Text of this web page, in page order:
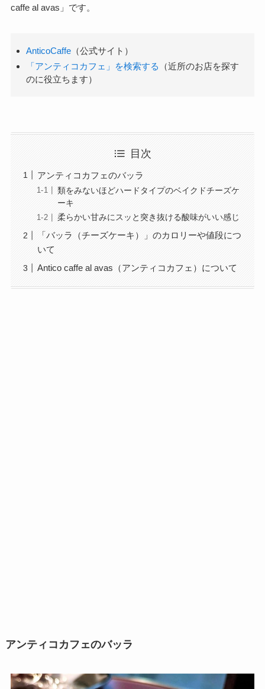
caffe al avas」です。
AnticoCaffe （公式サイト）
「アンティコカフェ」を検索する
（近所のお店を探す
のに役立ちます）
目次
アンティコカフェのバッラ
類をみないほどハードタイプのベイクドチーズケ
ーキ
柔らかい甘みにスッと突き抜ける酸味がいい感じ
「バッラ（チーズケーキ）」のカロリーや値段につ
いて
Antico caffe al avas（アンティコカフェ）について
アンティコカフェのバッラ